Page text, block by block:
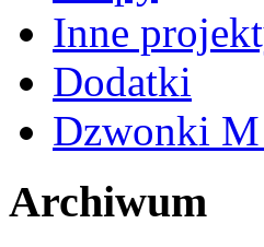
Inne
Dodatki
Dzwonki M
Archiwum